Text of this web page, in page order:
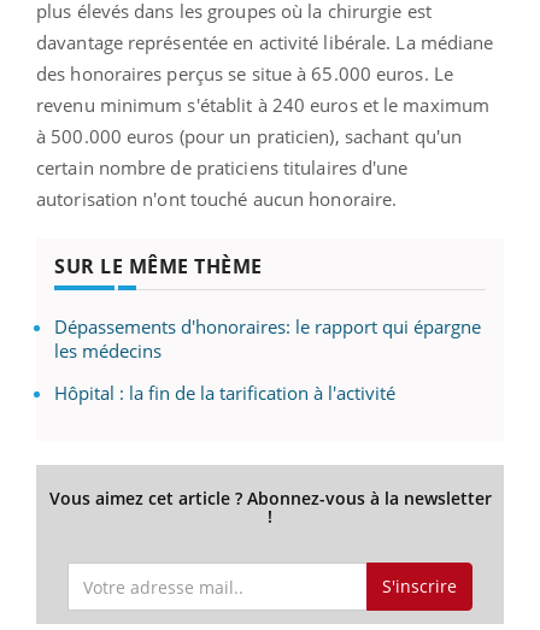
plus élevés dans les groupes où la chirurgie est
davantage représentée en activité libérale. La médiane
des honoraires perçus se situe à 65.000 euros. Le
revenu minimum s'établit à 240 euros et le maximum
à 500.000 euros (pour un praticien), sachant qu'un
certain nombre de praticiens titulaires d'une
autorisation n'ont touché aucun honoraire.
SUR LE MÊME THÈME
Dépassements d'honoraires: le rapport qui épargne
les médecins
Hôpital : la fin de la tarification à l'activité
Vous aimez cet article ? Abonnez-vous à la newsletter
!
S'inscrire